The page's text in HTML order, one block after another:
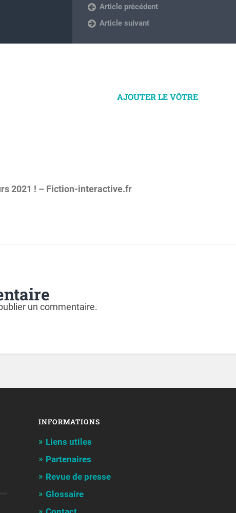
Article précédent
Article suivant
AJOUTER LE VÔTRE
2021 ! – Fiction-interactive.fr
un commentaire.
INFORMATIONS
Liens utiles
Partenaires
Revue de presse
Glossaire